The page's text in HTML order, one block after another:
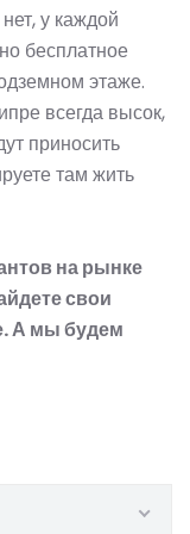
у каждой
бесплатное
этаже.
всегда высок,
приносить
там жить
на рынке
свои
А мы будем